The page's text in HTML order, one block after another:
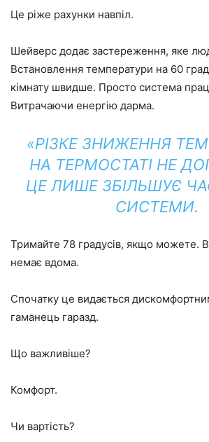
Це ріже рахунки навпіл.
Шейверс додає застереження, яке
Встановлення температури на 60
кімнату швидше. Просто система
Витрачаючи енергію дарма.
«РІЗКЕ ЗНИЖЕННЯ
НА ТЕРМОСТАТІ НЕ
ЦЕ ЛИШЕ ЗБІЛЬШУЄ
СИСТЕМИ.
Тримайте 78 градусів, якщо можете.
немає вдома.
Спочатку це видається
гаманець гаразд.
Що важливіше?
Комфорт.
Чи вартість?